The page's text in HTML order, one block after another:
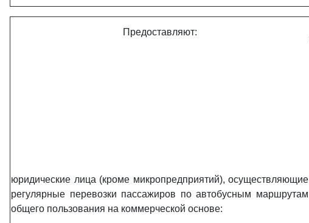
Предоставляют:
юридические лица (кроме микропредприятий), осуществляющие
регулярные перевозки пассажиров по автобусным маршрутам
общего пользования на коммерческой основе: